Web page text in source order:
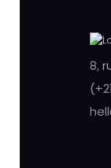
8,